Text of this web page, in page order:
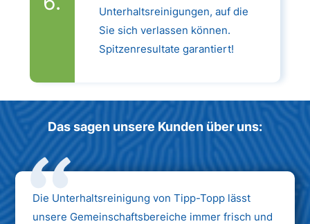
Unterhaltsreinigungen, auf die
Sie sich verlassen können.
Spitzenresultate garantiert!
Das sagen unsere Kunden über uns:
Die Unterhaltsreinigung von Tipp-Topp lässt
unsere Gemeinschaftsbereiche immer frisch und